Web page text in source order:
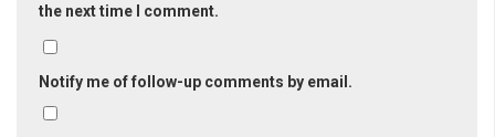
the next time I comment.
Notify me of follow-up comments by email.